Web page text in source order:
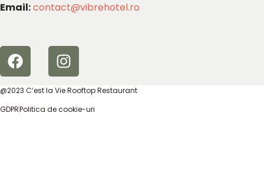
Email:contact@vibrehotel.ro
@2023 C’est la Vie Rooftop Restaurant
GDPRPolitica de cookie-uri